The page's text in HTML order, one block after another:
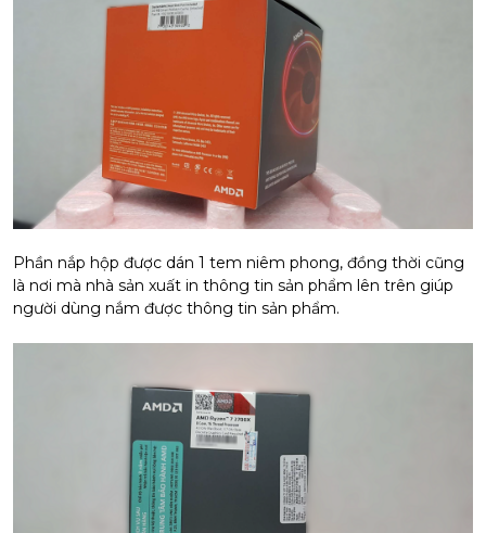
Phần nắp hộp được dán 1 tem niêm phong, đồng thời cũng
là nơi mà nhà sản xuất in thông tin sản phẩm lên trên giúp
người dùng nắm được thông tin sản phẩm.